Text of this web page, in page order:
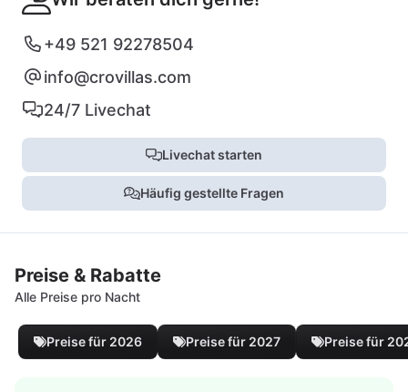
+49 521 92278504
info@crovillas.com
24/7 Livechat
Livechat starten
Häufig gestellte Fragen
Preise & Rabatte
Alle Preise pro Nacht
Preise für 2026 Preise für 2027 Preise für